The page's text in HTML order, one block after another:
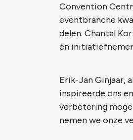
Convention
eventbranche
delen. Chantal
én initiatiefnemer
Erik-Jan Ginjaar,
inspireerde ons
verbetering
nemen we onze